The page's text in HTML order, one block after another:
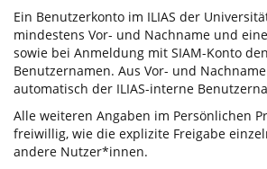
Ein Benutzerkonto im ILIAS der
mindestens Vor- und Nachname und
sowie bei Anmeldung mit SIAM-Konto
Benutzernamen. Aus Vor- und
automatisch der ILIAS-interne
Alle weiteren Angaben im Persönlichen
freiwillig, wie die explizite Freigabe
andere Nutzer*innen.